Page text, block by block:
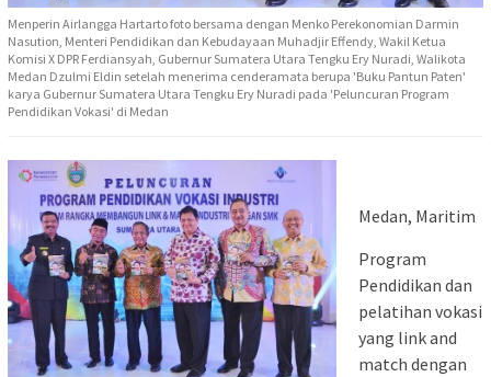
Menperin Airlangga Hartarto foto bersama dengan Menko Perekonomian Darmin
Nasution, Menteri Pendidikan dan Kebudayaan Muhadjir Effendy, Wakil Ketua
Komisi X DPR Ferdiansyah, Gubernur Sumatera Utara Tengku Ery Nuradi, Walikota
Medan Dzulmi Eldin setelah menerima cenderamata berupa 'Buku Pantun Paten'
karya Gubernur Sumatera Utara Tengku Ery Nuradi pada 'Peluncuran Program
Pendidikan Vokasi' di Medan
Medan, Maritim
Program
Pendidikan dan
pelatihan vokasi
yang link and
match dengan